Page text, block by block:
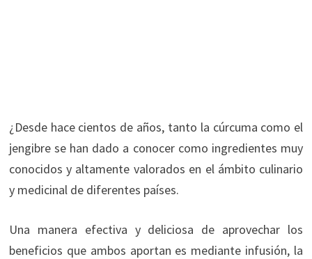
¿Desde hace cientos de años, tanto la cúrcuma como el
jengibre se han dado a conocer como ingredientes muy
conocidos y altamente valorados en el ámbito culinario
y medicinal de diferentes países.
Una manera efectiva y deliciosa de aprovechar los
beneficios que ambos aportan es mediante infusión, la